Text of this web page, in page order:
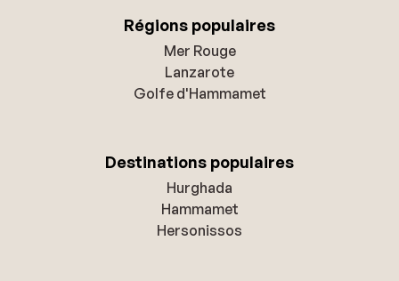
Régions populaires
Mer Rouge
Lanzarote
Golfe d'Hammamet
Destinations populaires
Hurghada
Hammamet
Hersonissos